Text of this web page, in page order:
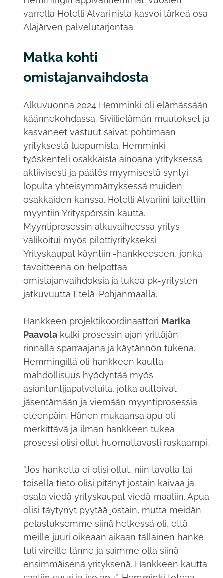
varrella Hotelli Alvariinista kasvoi tärkeä osa
Alajärven palvelutarjontaa.
Matka kohti
omistajanvaihdosta
Alkuvuonna 2024 Hemminki oli elämässään
käännekohdassa. Siviilielämän muutokset ja
kasvaneet vastuut saivat pohtimaan
yrityksestä luopumista. Hemminki
työskenteli osakkaista ainoana yrityksessä
aktiivisesti ja päätös myymisestä syntyi
lopulta yhteisymmärryksessä muiden
osakkaiden kanssa. Hotelli Alvariini laitettiin
myyntiin Yrityspörssin kautta.
Myyntiprosessin alkuvaiheessa yritys
valikoitui myös pilottiyritykseksi
Yrityskaupat käyntiin -hankkeeseen, jonka
tavoitteena on helpottaa
omistajanvaihdoksia ja tukea pk-yritysten
jatkuvuutta Etelä-Pohjanmaalla.
Hankkeen projektikoordinaattori Marika
Paavolakulki prosessin ajan yrittäjän
rinnalla sparraajana ja käytännön tukena.
Hemmingillä oli hankkeen kautta
mahdollisuus hyödyntää myös
asiantuntijapalveluita, jotka auttoivat
jäsentämään ja viemään myyntiprosessia
eteenpäin. Hänen mukaansa apu oli
merkittävä ja ilman hankkeen tukea
prosessi olisi ollut huomattavasti raskaampi.
”Jos hanketta ei olisi ollut, niin tavalla tai
toisella tieto olisi pitänyt jostain kaivaa ja
osata viedä yrityskaupat viedä maaliin. Apua
olisi täytynyt pyytää jostain, mutta meidän
pelastuksemme siinä hetkessä oli, että
meille juuri oikeaan aikaan tällainen hanke
tuli vireille tänne ja saimme olla siinä
ensimmäisenä yrityksenä. Hankkeen kautta